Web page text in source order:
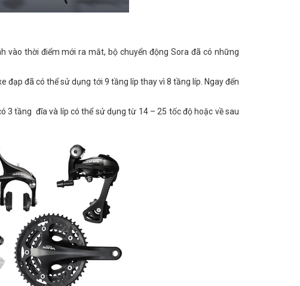
vào thời điểm mới ra mắt, bộ chuyển động Sora đã có những
đạp đã có thể sử dụng tới 9 tầng líp thay vì 8 tầng líp. Ngay đến
3 tầng đĩa và líp có thể sử dụng từ 14 – 25 tốc độ hoặc về sau